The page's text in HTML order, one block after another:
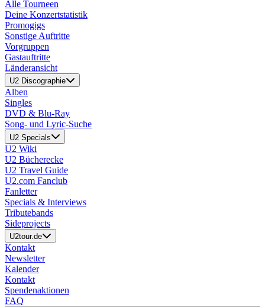
Alle Tourneen
Deine Konzertstatistik
Promogigs
Sonstige Auftritte
Vorgruppen
Gastauftritte
Länderansicht
U2 Discographie
Alben
Singles
DVD & Blu-Ray
Song- und Lyric-Suche
U2 Specials
U2 Wiki
U2 Bücherecke
U2 Travel Guide
U2.com Fanclub
Fanletter
Specials & Interviews
Tributebands
Sideprojects
U2tour.de
Kontakt
Newsletter
Kalender
Kontakt
Spendenaktionen
FAQ